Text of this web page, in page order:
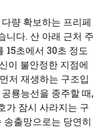
량 확보하는 프리페
니다. 산 아래 근처 주
15초에서 30초 정도
이 불안정한 지점에
저 재생하는 구조입
룡능선을 종주할 때,
가 잠시 사라지는 구
송출망으로는 당연히